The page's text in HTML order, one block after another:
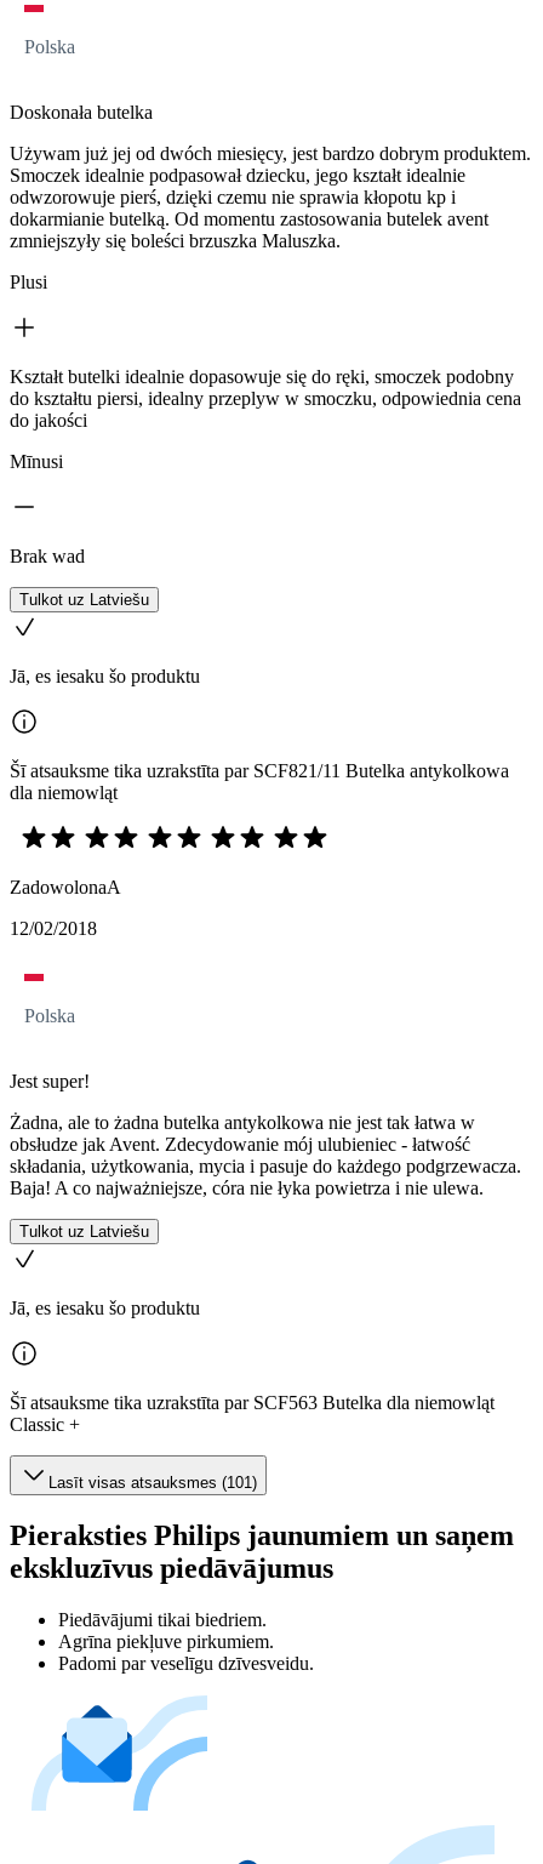
Polska
Doskonała butelka
Używam już jej od dwóch miesięcy, jest bardzo dobrym produktem.
Smoczek idealnie podpasował dziecku, jego kształt idealnie
odwzorowuje pierś, dzięki czemu nie sprawia kłopotu kp i
dokarmianie butelką. Od momentu zastosowania butelek avent
zmniejszyły się boleści brzuszka Maluszka.
Plusi
Kształt butelki idealnie dopasowuje się do ręki, smoczek podobny
do kształtu piersi, idealny przeplyw w smoczku, odpowiednia cena
do jakości
Mīnusi
Brak wad
Tulkot uz Latviešu
Jā, es iesaku šo produktu
Šī atsauksme tika uzrakstīta par SCF821/11 Butelka antykolkowa
dla niemowląt
ZadowolonaA
12/02/2018
Polska
Jest super!
Żadna, ale to żadna butelka antykolkowa nie jest tak łatwa w
obsłudze jak Avent. Zdecydowanie mój ulubieniec - łatwość
składania, użytkowania, mycia i pasuje do każdego podgrzewacza.
Baja! A co najważniejsze, córa nie łyka powietrza i nie ulewa.
Tulkot uz Latviešu
Jā, es iesaku šo produktu
Šī atsauksme tika uzrakstīta par SCF563 Butelka dla niemowląt
Classic +
Lasīt visas atsauksmes (101)
Pieraksties Philips jaunumiem un saņem
ekskluzīvus piedāvājumus
Piedāvājumi tikai biedriem.
Agrīna piekļuve pirkumiem.
Padomi par veselīgu dzīvesveidu.